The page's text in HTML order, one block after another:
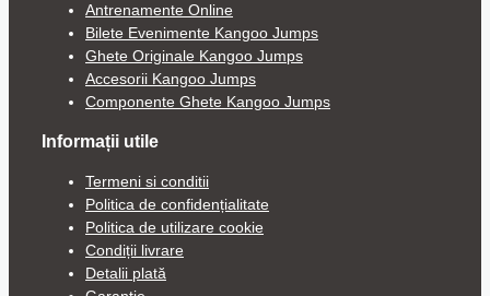
Antrenamente Online
Bilete Evenimente Kangoo Jumps
Ghete Originale Kangoo Jumps
Accesorii Kangoo Jumps
Componente Ghete Kangoo Jumps
Informații utile
Termeni si conditii
Politica de confidențialitate
Politica de utilizare cookie
Condiții livrare
Detalii plată